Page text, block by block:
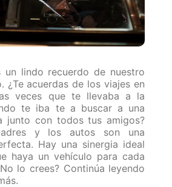
un lindo recuerdo de nuestro
¿Te acuerdas de los viajes en
veces que te llevaba a la
te iba te a buscar a una
junto con todos tus amigos?
y los autos son una
Hay una sinergia ideal
haya un vehículo para cada
lo crees? Continúa leyendo